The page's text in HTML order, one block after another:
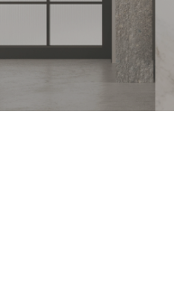
Royal
Royal
Royal
Revista